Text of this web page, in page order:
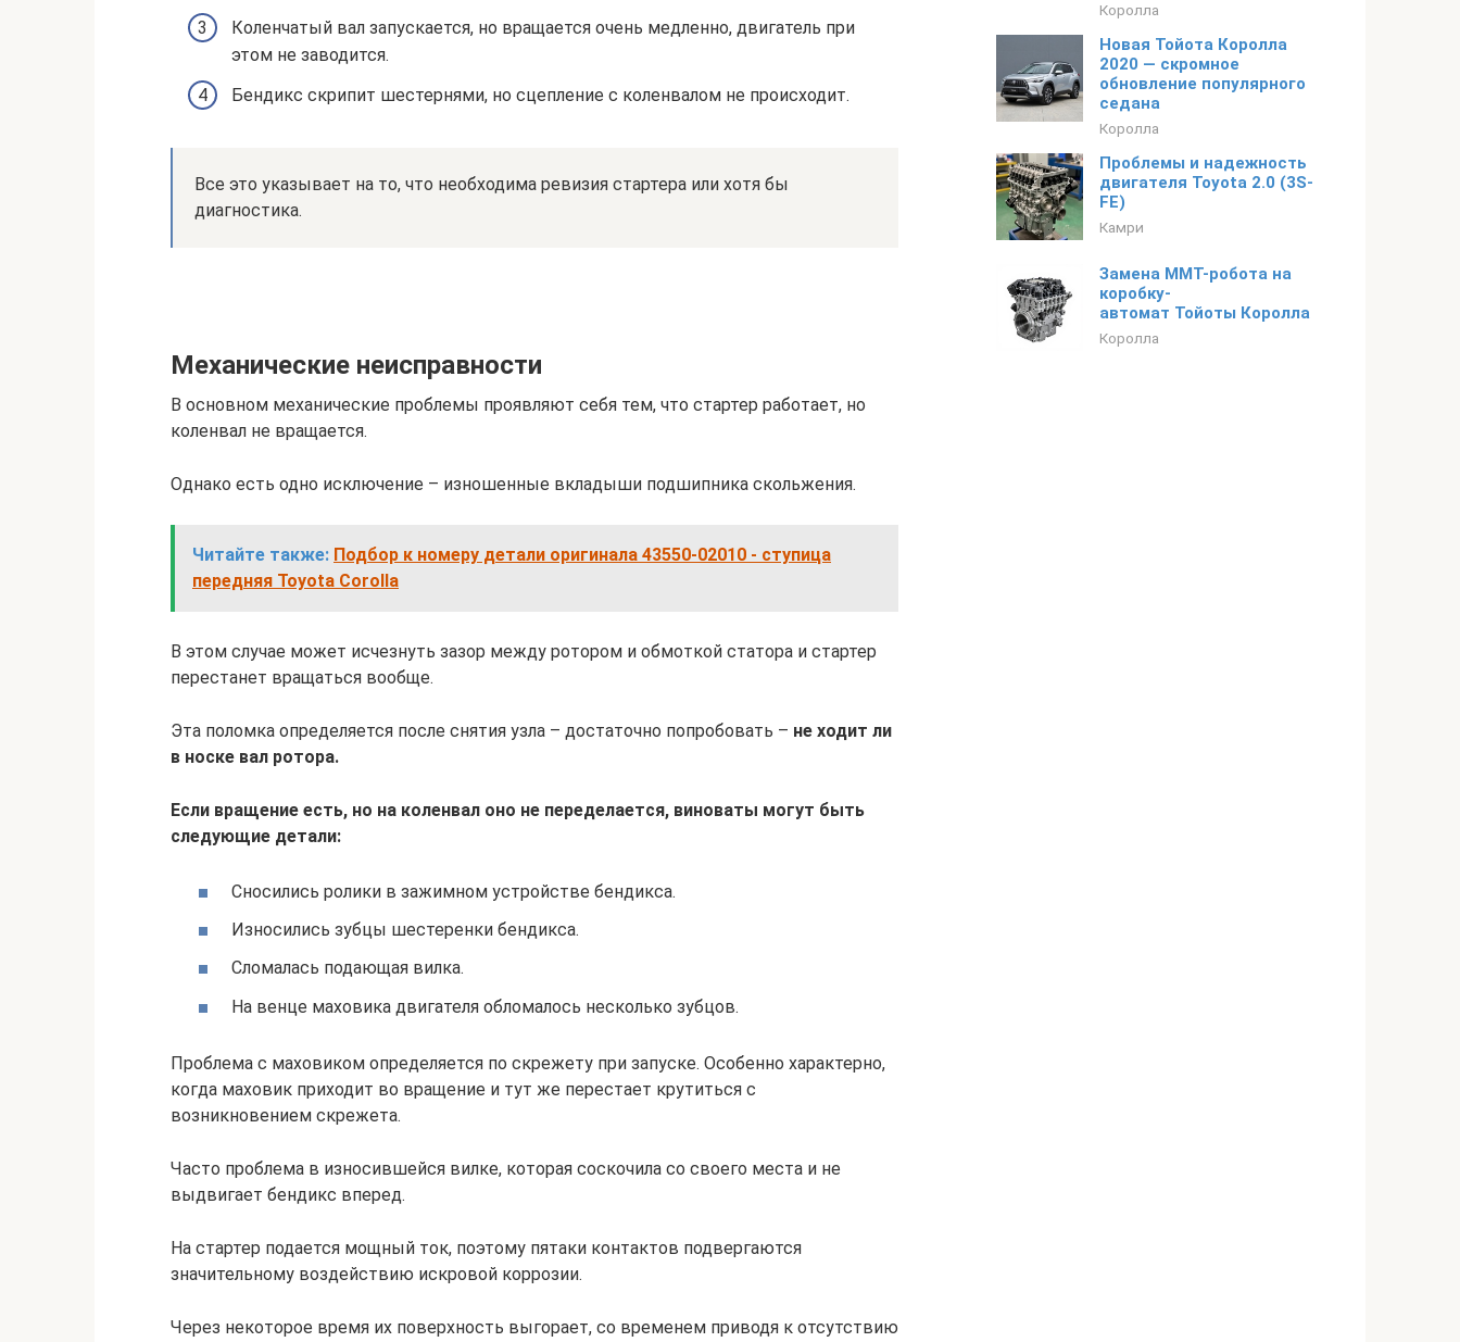
Коленчатый вал запускается, но вращается очень медленно, двигатель при
этом не заводится.
Бендикс скрипит шестернями, но сцепление с коленвалом не происходит.
Все это указывает на то, что необходима ревизия стартера или хотя бы
диагностика.
Механические неисправности
В основном механические проблемы проявляют себя тем, что стартер работает, но
коленвал не вращается.
Однако есть одно исключение – изношенные вкладыши подшипника скольжения.
Читайте также: Подбор к номеру детали оригинала 43550-02010 - ступица
передняя Toyota Corolla
В этом случае может исчезнуть зазор между ротором и обмоткой статора и стартер
перестанет вращаться вообще.
Эта поломка определяется после снятия узла – достаточно попробовать – не ходит ли
в носке вал ротора.
Если вращение есть, но на коленвал оно не переделается, виноваты могут быть
следующие детали:
Сносились ролики в зажимном устройстве бендикса.
Износились зубцы шестеренки бендикса.
Сломалась подающая вилка.
На венце маховика двигателя обломалось несколько зубцов.
Проблема с маховиком определяется по скрежету при запуске. Особенно характерно,
когда маховик приходит во вращение и тут же перестает крутиться с
возникновением скрежета.
Часто проблема в износившейся вилке, которая соскочила со своего места и не
выдвигает бендикс вперед.
На стартер подается мощный ток, поэтому пятаки контактов подвергаются
значительному воздействию искровой коррозии.
Через некоторое время их поверхность выгорает, со временем приводя к отсутствию
Королла
Новая Тойота Королла
2020 — скромное
обновление популярного
седана
Королла
Проблемы и надежность
двигателя Toyota 2.0 (3S-
FE)
Камри
Замена ММТ-робота на
коробку-
автомат Тойоты Королла
Королла